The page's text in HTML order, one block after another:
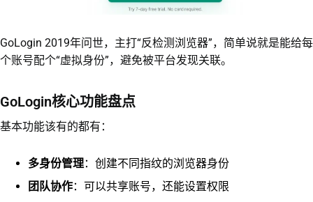
GoLogin 2019年问世，主打“反检测浏览器”，简单说就是能给每
个账号配个“虚拟身份”，避免被平台发现关联。
GoLogin核心功能盘点
基本功能该有的都有：
多身份管理：创建不同指纹的浏览器身份
团队协作：可以共享账号，还能设置权限